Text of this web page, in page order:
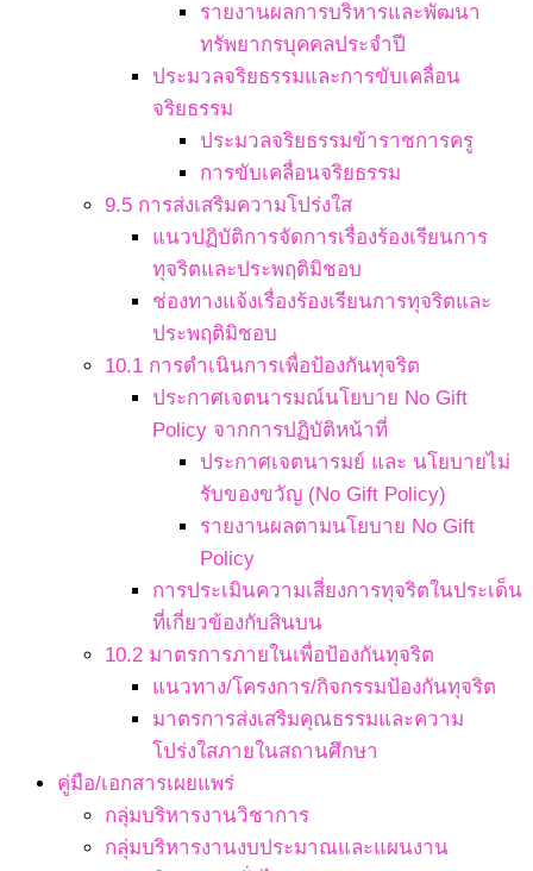
รายงานผลการบริหารและพัฒนา
ทรัพยากรบุคคลประจำปี
ประมวลจริยธรรมและการขับเคลื่อน
จริยธรรม
ประมวลจริยธรรมข้าราชการครู
การขับเคลื่อนจริยธรรม
9.5 การส่งเสริมความโปร่งใส
แนวปฏิบัติการจัดการเรื่องร้องเรียนการ
ทุจริตและประพฤติมิชอบ
ช่องทางแจ้งเรื่องร้องเรียนการทุจริตและ
ประพฤติมิชอบ
10.1 การดำเนินการเพื่อป้องกันทุจริต
ประกาศเจตนารมณ์นโยบาย No Gift
Policy จากการปฏิบัติหน้าที่
ประกาศเจตนารมย์ และ นโยบายไม่
รับของขวัญ (No Gift Policy)
รายงานผลตามนโยบาย No Gift
Policy
การประเมินความเสี่ยงการทุจริตในประเด็น
ที่เกี่ยวข้องกับสินบน
10.2 มาตรการภายในเพื่อป้องกันทุจริต
แนวทาง/โครงการ/กิจกรรมป้องกันทุจริต
มาตรการส่งเสริมคุณธรรมและความ
โปร่งใสภายในสถานศึกษา
คู่มือ/เอกสารเผยแพร่
กลุ่มบริหารงานวิชาการ
กลุ่มบริหารงานงบประมาณและแผนงาน